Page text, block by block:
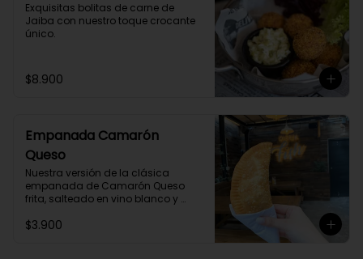
Exquisitas bolitas de carne de
Jaiba con nuestro toque crocante
único.
$8.900
Empanada Camarón
Queso
Nuestra versión de la clásica
empanada de Camarón Queso
frita, salteado en vino blanco y
$3.900